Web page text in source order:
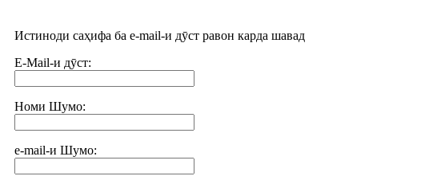
Истиноди саҳифа ба e-mail-и дӯст равон карда шавад
E-Mail-и дӯст:
Номи Шумо:
e-mail-и Шумо: